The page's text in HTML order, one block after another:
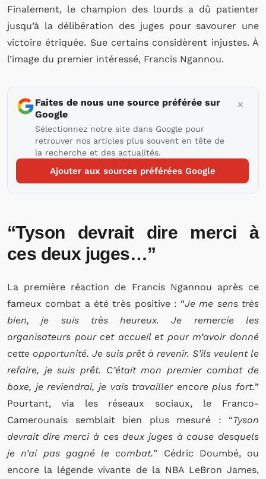
Finalement, le champion des lourds a dû patienter
jusqu’à la délibération des juges pour savourer une
victoire étriquée. Sue certains considèrent injustes. À
l’image du premier intéressé, Francis Ngannou.
Faites de nous une source préférée sur
Google
Sélectionnez notre site dans Google pour
retrouver nos articles plus souvent en tête de
la recherche et des actualités.
Ajouter aux sources préférées Google
“Tyson devrait dire merci à
ces deux juges…”
La première réaction de Francis Ngannou après ce
fameux combat a été très positive : “Je me sens très
bien, je suis très heureux. Je remercie les
organisateurs pour cet accueil et pour m’avoir donné
cette opportunité. Je suis prêt à revenir. S’ils veulent le
refaire, je suis prêt. C’était mon premier combat de
boxe, je reviendrai, je vais travailler encore plus fort.”
Pourtant, via les réseaux sociaux, le Franco-
Camerounais semblait bien plus mesuré : “Tyson
devrait dire merci à ces deux juges à cause desquels
je n’ai pas gagné le combat.” Cédric Doumbé, ou
encore la légende vivante de la NBA LeBron James,